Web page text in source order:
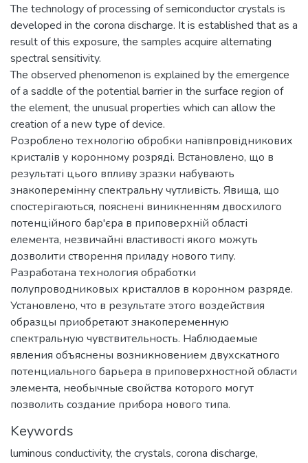
The technology of processing of semiconductor crystals is
developed in the corona discharge. It is established that as a
result of this exposure, the samples acquire alternating
spectral sensitivity.
The observed phenomenon is explained by the emergence
of a saddle of the potential barrier in the surface region of
the element, the unusual properties which can allow the
creation of a new type of device.
Розроблено технологію обробки напівпровідникових
кристалів у коронному розряді. Встановлено, що в
результаті цього впливу зразки набувають
знакоперемінну спектральну чутливість. Явища, що
спостерігаються, пояснені виникненням двосхилого
потенційного бар'єра в приповерхній області
елемента, незвичайні властивості якого можуть
дозволити створення приладу нового типу.
Разработана технология обработки
полупроводниковых кристаллов в коронном разряде.
Установлено, что в результате этого воздействия
образцы приобретают знакопеременную
спектральную чувствительность. Наблюдаемые
явления объяснены возникновением двухскатного
потенциального барьера в приповерхностной области
элемента, необычные свойства которого могут
позволить создание прибора нового типа.
Keywords
luminous conductivity, the crystals, corona discharge,